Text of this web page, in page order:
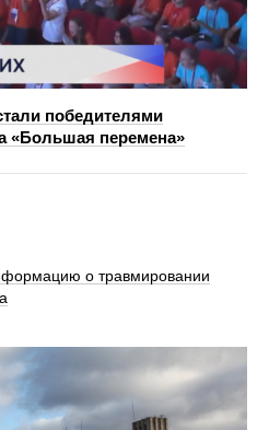
победителями
«Большая перемена»
о травмировании